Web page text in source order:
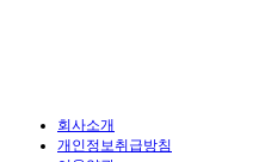
회사소개
개인정보취급방침